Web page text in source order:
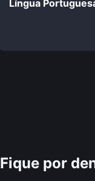
Língua
Fique por